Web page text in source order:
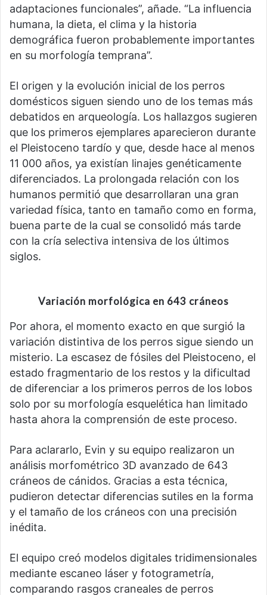
adaptaciones funcionales”, añade. “La influencia
humana, la dieta, el clima y la historia
demográfica fueron probablemente importantes
en su morfología temprana”.
El origen y la evolución inicial de los perros
domésticos siguen siendo uno de los temas más
debatidos en arqueología. Los hallazgos sugieren
que los primeros ejemplares aparecieron durante
el Pleistoceno tardío y que, desde hace al menos
11 000 años, ya existían linajes genéticamente
diferenciados. La prolongada relación con los
humanos permitió que desarrollaran una gran
variedad física, tanto en tamaño como en forma,
buena parte de la cual se consolidó más tarde
con la cría selectiva intensiva de los últimos
siglos.
Variación morfológica en 643 cráneos
Por ahora, el momento exacto en que surgió la
variación distintiva de los perros sigue siendo un
misterio. La escasez de fósiles del Pleistoceno, el
estado fragmentario de los restos y la dificultad
de diferenciar a los primeros perros de los lobos
solo por su morfología esquelética han limitado
hasta ahora la comprensión de este proceso.
Para aclararlo, Evin y su equipo realizaron un
análisis morfométrico 3D avanzado de 643
cráneos de cánidos. Gracias a esta técnica,
pudieron detectar diferencias sutiles en la forma
y el tamaño de los cráneos con una precisión
inédita.
El equipo creó modelos digitales tridimensionales
mediante escaneo láser y fotogrametría,
comparando rasgos craneales de perros